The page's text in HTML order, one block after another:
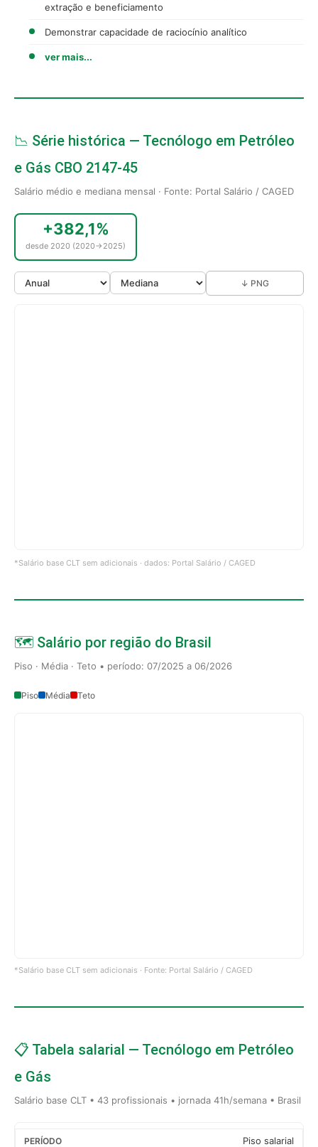
extração e beneficiamento
Demonstrar capacidade de raciocínio analítico
ver mais...
📉 Série histórica — Tecnólogo em Petróleo
e Gás CBO 2147-45
Salário médio e mediana mensal · Fonte: Portal Salário / CAGED
+382,1%
desde 2020 (2020→2025)
↓ PNG
*Salário base CLT sem adicionais · dados: Portal Salário / CAGED
🗺️ Salário por região do Brasil
Piso · Média · Teto • período: 07/2025 a 06/2026
Piso Média Teto
*Salário base CLT sem adicionais · Fonte: Portal Salário / CAGED
📋 Tabela salarial — Tecnólogo em Petróleo
e Gás
Salário base CLT • 43 profissionais • jornada 41h/semana • Brasil
Piso salarial